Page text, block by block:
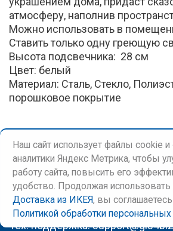
атмосферу, наполнив
Можно использовать в
Ставить только одну греющую
Высота подсвечника: 28 см
Цвет: белый
Материал: Сталь, Стекло,
порошковое покрытие
©Доставка из ИКЕЯ
Тех. поддержка:
Наш сайт использует файлы cookie
аналитики Яндекс Метрика, чтобы
работу сайта, повысить его
удобство. Продолжая использовать
Доставка из ИКЕЯ, вы
Политикой обработки